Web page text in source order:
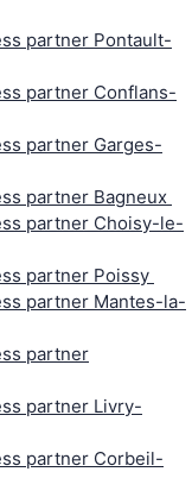
partner Pontault-
partner Conflans-
partner Garges-
partner Bagneux
partner Choisy-le-
partner Poissy
partner Mantes-la-
partner
partner Livry-
partner Corbeil-